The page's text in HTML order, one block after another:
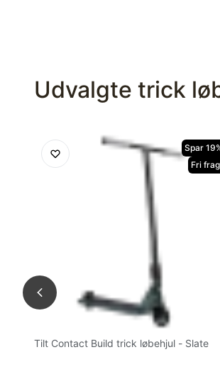
Udvalgte trick
Spar
Fri
Tilt Contact Build trick løbehjul - Slate